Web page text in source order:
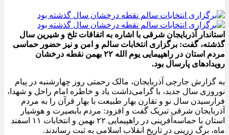
استاندار آذربایجان شرقی با اشاره به اتفاقات تلخ و شیرین سال
گذشته، گفت: برگزاری انتخابات سالم و امن و نیز حضور حماسی
مردم استان در راهپیمایی یوم الله ۲۲ بهمن نقطه درخشان
رویدادهای پارسال بود.
به گزارش جارچی آذربایجان، مالک رحمتی روز چهارشنبه در پیام
نوروزی سال جدید، با گرامی‌داشت یاد و خاطره امام راحل و شهدا،
فرارسیدن سال نو و تقارن بهار طبیعت با بهار قرآن را به مردم
آذربایجان شرقی تبریک گفت و افزود: مردم بابصیرت و هوشیار
استان با حماسه‌آفرینی در راهپیمایی ۲۲ بهمن و انتخابات ۱۱ اسفند
ماه، برگ زرینی در تاریخ انقلاب اسلامی به ثبت رساندند.